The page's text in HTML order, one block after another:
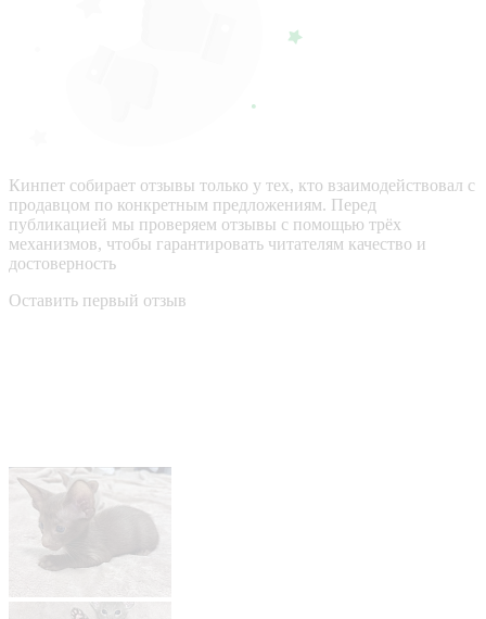
Кинпет собирает отзывы только у тех, кто взаимодействовал с
продавцом по конкретным предложениям. Перед
публикацией мы проверяем отзывы с помощью трёх
механизмов, чтобы гарантировать читателям качество и
достоверность
Оставить первый отзыв